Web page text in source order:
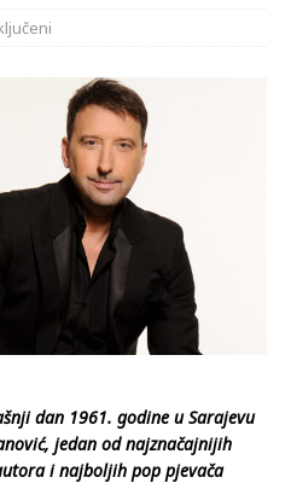
dan 1961. godine u Sarajevu
jedan od najznačajnijih
i najboljih pop pjevača